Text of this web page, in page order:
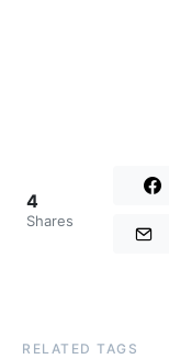
4
Shares
RELATED TAGS